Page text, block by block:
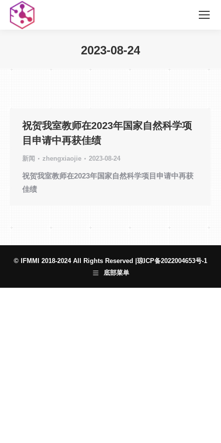
2023-08-24
祝贺我室教师在2023年国家自然科学项
目申请中再获佳绩
新闻 zhengxiaojie 2023-08-24
祝贺我室教师在2023年国家自然科学项目申请中再获
佳绩
© IFMMI 2018-2024 All Rights Reserved | 琼ICP备2022004653号-1
底部菜单